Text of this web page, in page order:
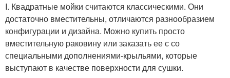
I. Квадратные мойки считаются классическими. Они
достаточно вместительны, отличаются разнообразием
конфигурации и дизайна. Можно купить просто
вместительную раковину или заказать ее с со
специальными дополнениями-крыльями, которые
выступают в качестве поверхности для сушки.